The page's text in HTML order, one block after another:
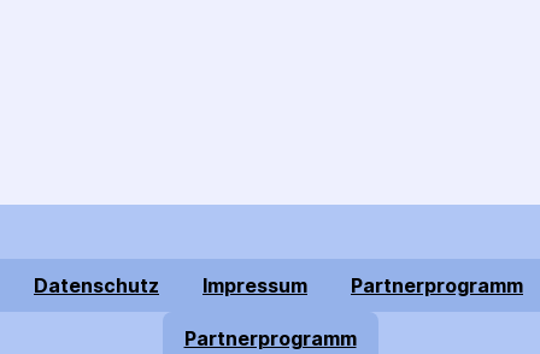
Datenschutz Impressum Partnerprogramm
Partnerprogramm